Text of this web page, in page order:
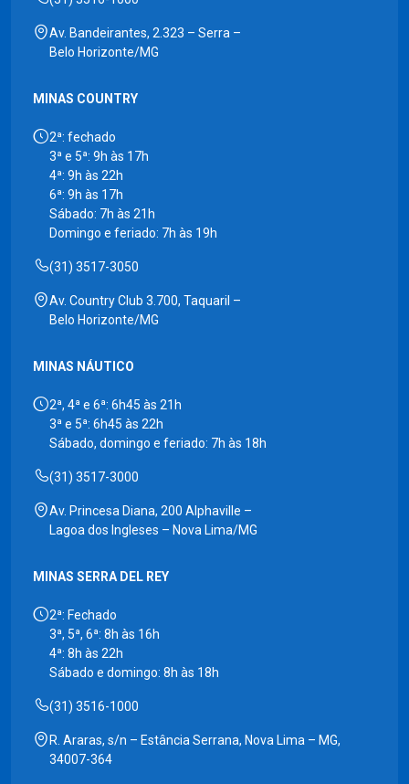
Av. Bandeirantes, 2.323 – Serra –
Belo Horizonte/MG
MINAS COUNTRY
2ª: fechado
3ª e 5ª: 9h às 17h
4ª: 9h às 22h
6ª: 9h às 17h
Sábado: 7h às 21h
Domingo e feriado: 7h às 19h
(31) 3517-3050
Av. Country Club 3.700, Taquaril –
Belo Horizonte/MG
MINAS NÁUTICO
2ª, 4ª e 6ª: 6h45 às 21h
3ª e 5ª: 6h45 às 22h
Sábado, domingo e feriado: 7h às 18h
(31) 3517-3000
Av. Princesa Diana, 200 Alphaville –
Lagoa dos Ingleses – Nova Lima/MG
MINAS SERRA DEL REY
2ª: Fechado
3ª, 5ª, 6ª: 8h às 16h
4ª: 8h às 22h
Sábado e domingo: 8h às 18h
(31) 3516-1000
R. Araras, s/n – Estância Serrana, Nova Lima – MG,
34007-364